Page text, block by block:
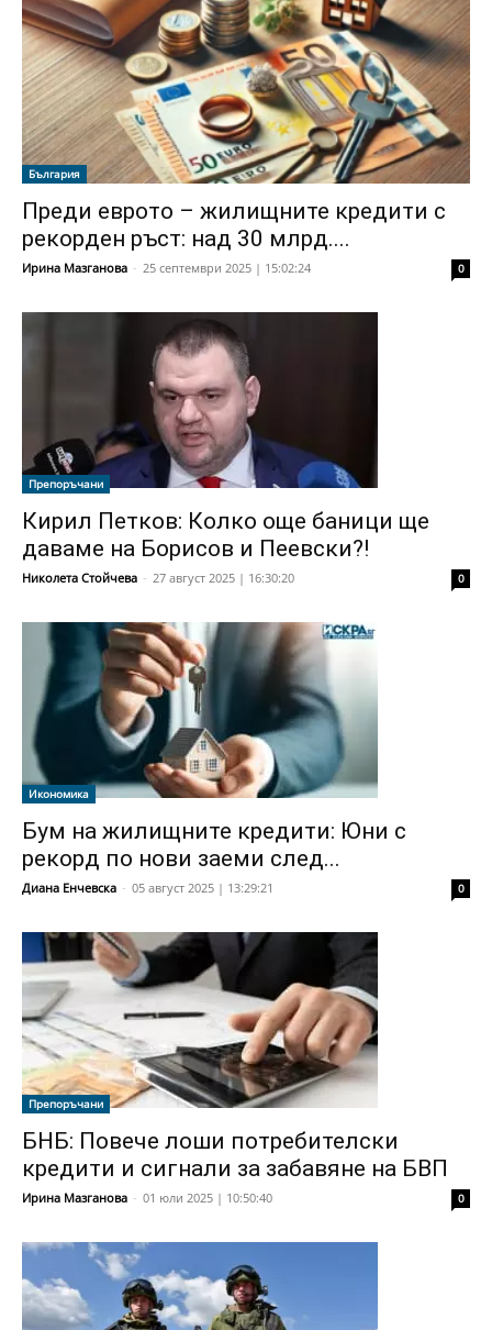
България
Преди еврото – жилищните кредити с
рекорден ръст: над 30 млрд....
Ирина Мазганова - 25 септември 2025 | 15:02:24 0
Препоръчани
Кирил Петков: Колко още баници ще
даваме на Борисов и Пеевски?!
Николета Стойчева - 27 август 2025 | 16:30:20 0
Икономика
Бум на жилищните кредити: Юни с
рекорд по нови заеми след...
Диана Енчевска - 05 август 2025 | 13:29:21 0
Препоръчани
БНБ: Повече лоши потребителски
кредити и сигнали за забавяне на БВП
Ирина Мазганова - 01 юли 2025 | 10:50:40 0